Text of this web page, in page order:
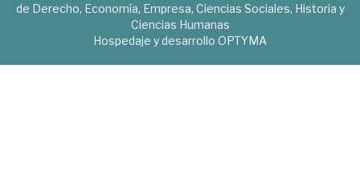
de Derecho, Economía, Empresa, Ciencias Sociales, Historia y
Ciencias Humanas
Hospedaje y desarrollo OPTYMA